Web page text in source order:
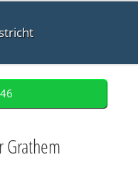
Grathem